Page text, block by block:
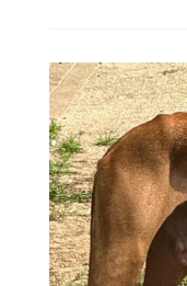
Frau
Claus